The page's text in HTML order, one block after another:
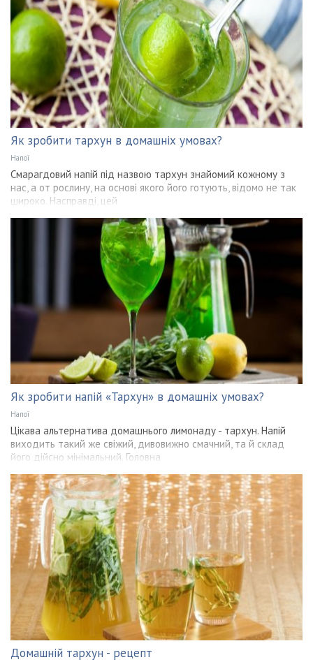
Як зробити тархун в домашніх умовах?
Напої
Смарагдовий напій під назвою тархун знайомий кожному з
нас, а от рослину, на основі якого його готують, відомо не так
широко. Насправді, цей
Як зробити напій «Тархун» в домашніх умовах?
Напої
Цікава альтернатива домашнього лимонаду - тархун. Напій
виходить такий же свіжий, дивовижно смачний, та й склад
його дійсно мінімальний. Головна
Домашній тархун - рецепт